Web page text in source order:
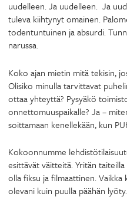
uudelleen. Ja uudelleen. Ja
tuleva kiihtynyt omainen.
todentuntuinen ja absurdi.
narussa.
Koko ajan mietin mitä tekisin,
Olisiko minulla tarvittavat
ottaa yhteyttä? Pysyäkö
onnettomuuspaikalle? Ja –
soittamaan kenellekään, kun
Kokoonnumme
esittävät väitteitä. Yritän
olla fiksu ja filmaattinen.
olevani kuin puulla päähän lyöty.